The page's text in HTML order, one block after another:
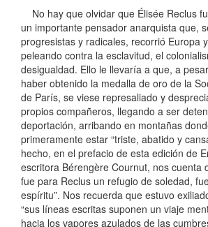
No hay que olvidar que Élisée Reclus
un importante pensador anarquista que,
progresistas y radicales, recorrió Europa
peleando contra la esclavitud, el
desigualdad. Ello le llevaría a que, a
haber obtenido la medalla de oro de la
de París, se viese represaliado y
propios compañeros, llegando a ser
deportación, arribando en montañas
primeramente estar “triste, abatido y
hecho, en el prefacio de esta edición de
escritora Bérengère Cournut, nos cuenta
fue para Reclus un refugio de soledad,
espíritu”. Nos recuerda que estuvo
“sus líneas escritas suponen un viaje
hacia los vapores azulados de las